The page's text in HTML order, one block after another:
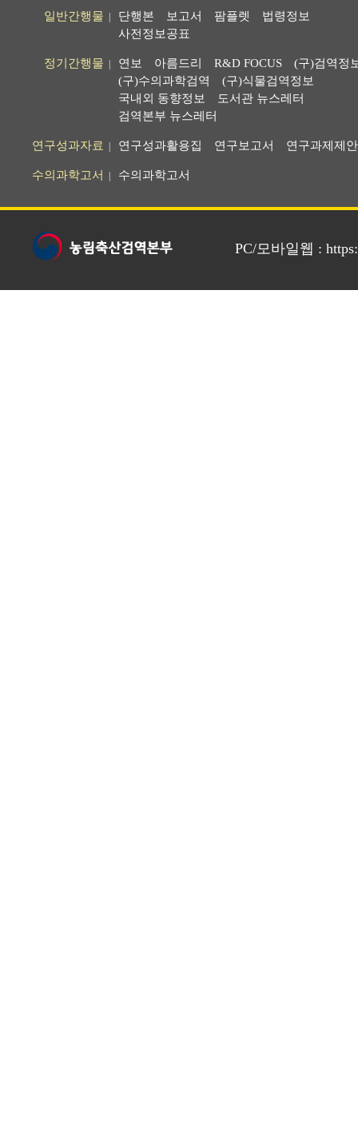
일반간행물 단행본 보고서 팜플렛
법령정보
사전정보공표
정기간행물 연보 아름드리 R&D FOCUS
(구)검역정
(구)수의과학검역
(구)식물검역정보
국내외 동향정보
도서관 뉴스레터
검역본부 뉴스레터
연구성과자료 연구성과활용집 연구보고서 연구과제제
수의과학고서 수의과학고서
PC/모바일웹 :